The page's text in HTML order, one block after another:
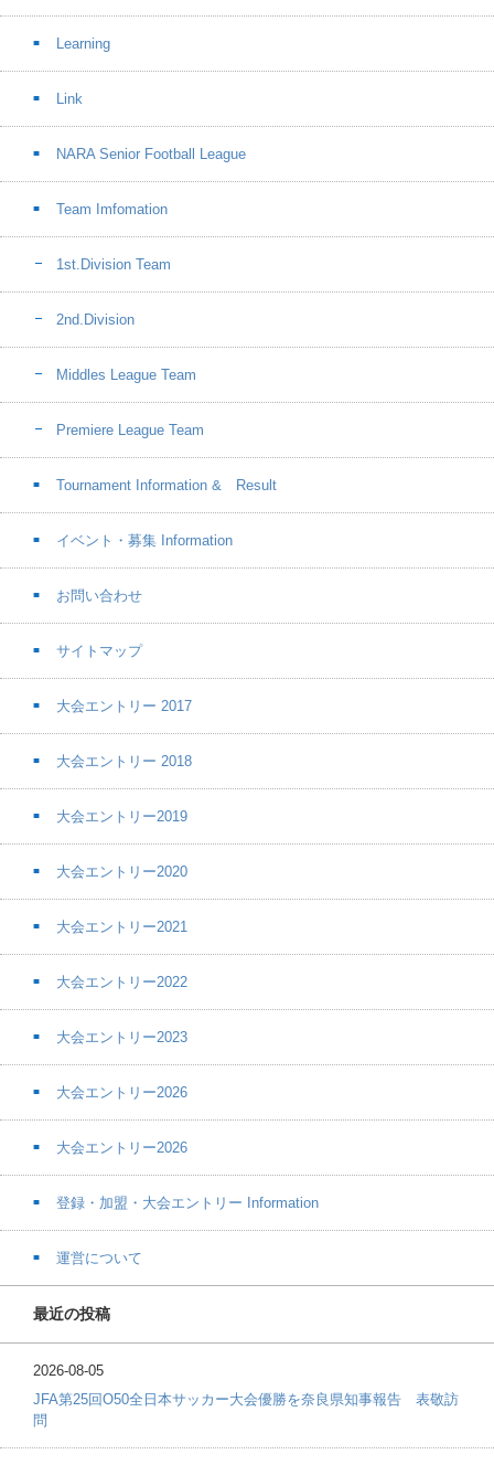
Learning
Link
NARA Senior Football League
Team Imfomation
1st.Division Team
2nd.Division
Middles League Team
Premiere League Team
Tournament Information & Result
イベント・募集 Information
お問い合わせ
サイトマップ
大会エントリー 2017
大会エントリー 2018
大会エントリー2019
大会エントリー2020
大会エントリー2021
大会エントリー2022
大会エントリー2023
大会エントリー2026
大会エントリー2026
登録・加盟・大会エントリー Information
運営について
最近の投稿
2026-08-05
JFA第25回O50全日本サッカー大会優勝を奈良県知事報告 表敬訪
問